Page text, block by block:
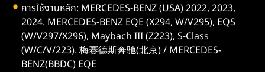
การใช้งานหลัก: MERCEDES-BENZ (USA) 2022, 2023,
2024. MERCEDES-BENZ EQE (X294, W/V295), EQS
(W/V297/X296), Maybach III (Z223), S-Class
(W/C/V/223). 梅赛德斯奔驰(北京) / MERCEDES-
BENZ(BBDC) EQE